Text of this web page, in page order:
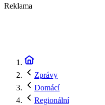
Reklama
Zprávy
Domácí
Regionální